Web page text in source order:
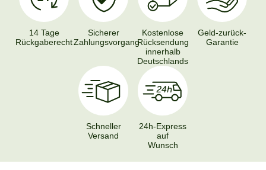
14 Tage
Rückgaberecht
Sicherer
Zahlungsvorgang
Kostenlose
Rücksendung
innerhalb
Deutschlands
Geld-zurück-
Garantie
Schneller
Versand
24h-Express
auf
Wunsch